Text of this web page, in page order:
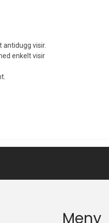
antidugg visir.
enkelt visir
Meny